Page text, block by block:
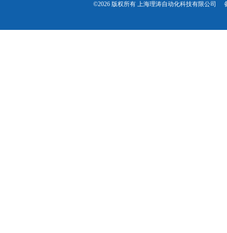
©2026 版权所有 上海理涛自动化科技有限公司